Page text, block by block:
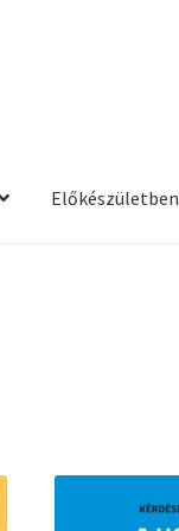
Előkészületben